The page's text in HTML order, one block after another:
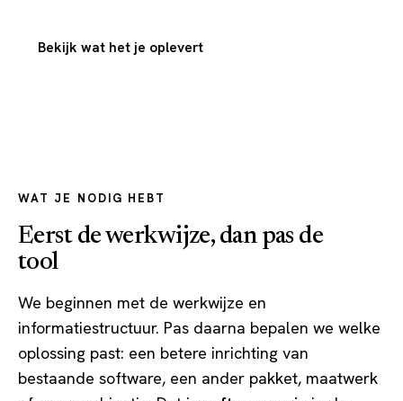
Bekijk wat het je oplevert
WAT JE NODIG HEBT
Eerst de werkwijze, dan pas de
tool
We beginnen met de werkwijze en
informatiestructuur. Pas daarna bepalen we welke
oplossing past: een betere inrichting van
bestaande software, een ander pakket, maatwerk